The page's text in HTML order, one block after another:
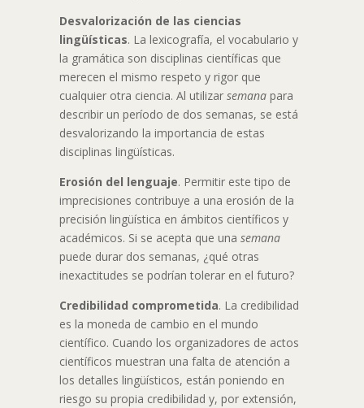
Desvalorización de las ciencias
lingüísticas. La lexicografía, el vocabulario y
la gramática son disciplinas científicas que
merecen el mismo respeto y rigor que
cualquier otra ciencia. Al utilizar semana para
describir un período de dos semanas, se está
desvalorizando la importancia de estas
disciplinas lingüísticas.
Erosión del lenguaje. Permitir este tipo de
imprecisiones contribuye a una erosión de la
precisión lingüística en ámbitos científicos y
académicos. Si se acepta que una semana
puede durar dos semanas, ¿qué otras
inexactitudes se podrían tolerar en el futuro?
Credibilidad comprometida. La credibilidad
es la moneda de cambio en el mundo
científico. Cuando los organizadores de actos
científicos muestran una falta de atención a
los detalles lingüísticos, están poniendo en
riesgo su propia credibilidad y, por extensión,